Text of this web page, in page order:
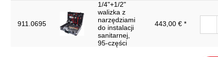
17x19
zakres roboczy śrub
M10
911.0695
1/4"+1/2"
walizka z
narzędziami
do instalacji
sanitarnej,
95-części
443,00 € *